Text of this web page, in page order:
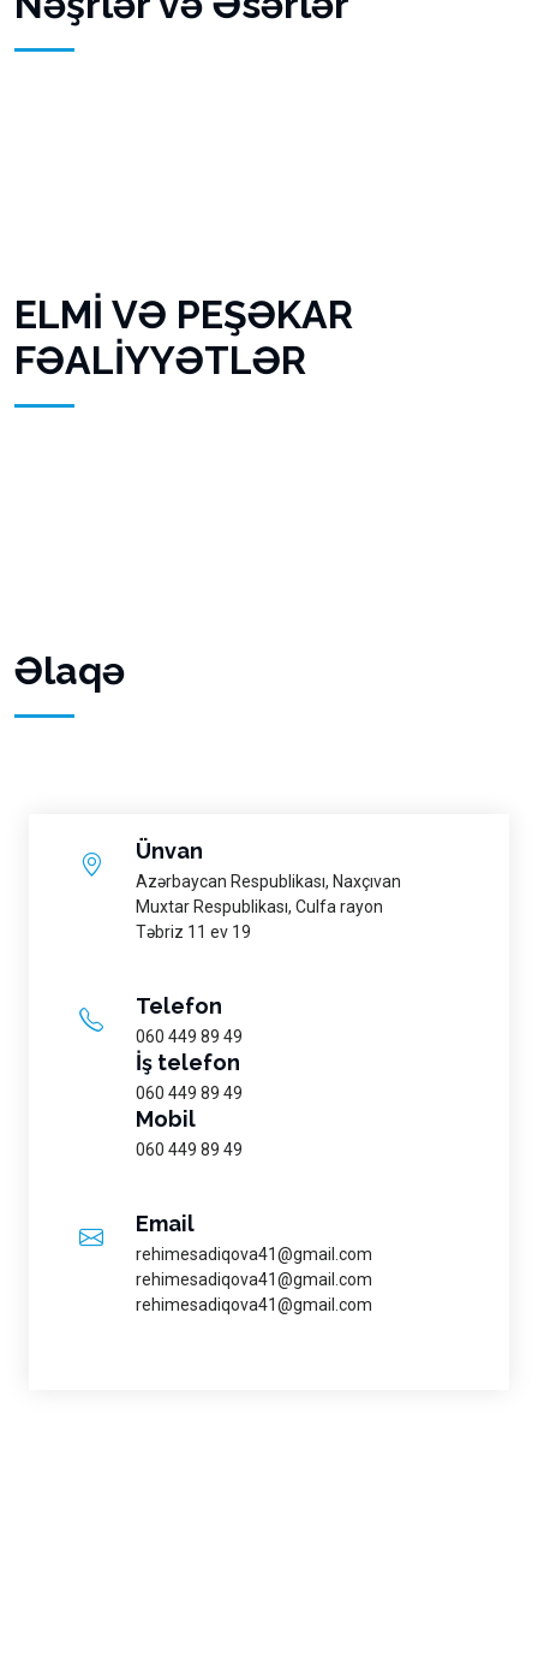
ELMİ VƏ PEŞƏKAR
FƏALİYYƏTLƏR
Əlaqə
Ünvan
Azərbaycan Respublikası, Naxçıvan
Muxtar Respublikası, Culfa rayon
Təbriz 11 ev 19
Telefon
060 449 89 49
İş telefon
060 449 89 49
Mobil
060 449 89 49
Email
rehimesadiqova41@gmail.com
rehimesadiqova41@gmail.com
rehimesadiqova41@gmail.com